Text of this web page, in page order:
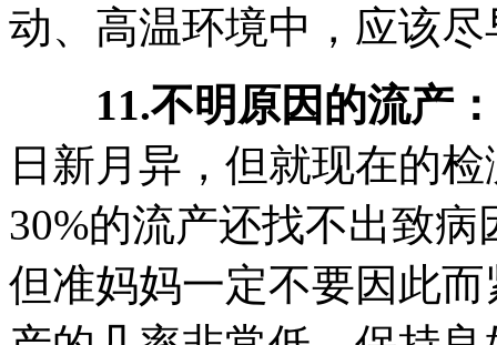
动、高温环境中，应该
11.不明原因的流产：
日新月异，但就现在的
30%的流产还找不出致
但准妈妈一定不要因此